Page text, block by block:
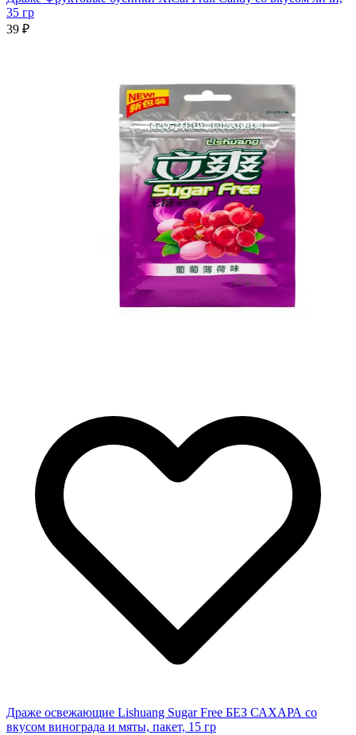
35 гр
39 ₽
Драже освежающие Lishuang Sugar Free БЕЗ САХАРА со
вкусом винограда и мяты, пакет, 15 гр